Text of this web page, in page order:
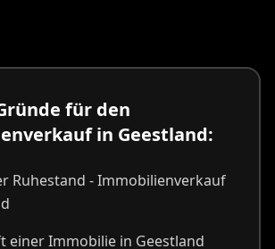
für den
in Geestland:
Ruhestand - Immobilienverkauf
einer Immobilie in Geestland